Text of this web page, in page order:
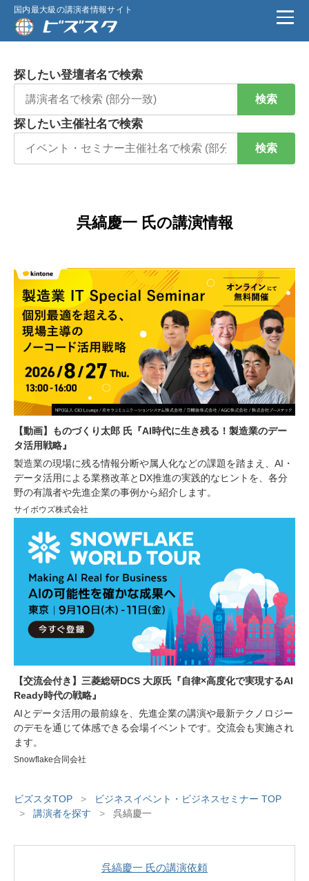
国内最大級の講演者情報サイト
探したい登壇者名で検索
検索
探したい主催社名で検索
検索
呉縞慶一 氏の講演情報
【動画】ものづくり太郎 氏『AI時代に生き残る！製造業のデー
タ活用戦略』
製造業の現場に残る情報分断や属人化などの課題を踏まえ、AI・
データ活用による業務改革とDX推進の実践的なヒントを、各分
野の有識者や先進企業の事例から紹介します。
サイボウズ株式会社
【交流会付き】三菱総研DCS 大原氏『自律×高度化で実現するAI
Ready時代の戦略』
AIとデータ活用の最前線を、先進企業の講演や最新テクノロジー
のデモを通じて体感できる会場イベントです。交流会も実施され
ます。
Snowflake合同会社
ビズスタTOP >
ビジネスイベント・ビジネスセミナー TOP
>
講演者を探す > 呉縞慶一
呉縞慶一 氏の講演依頼